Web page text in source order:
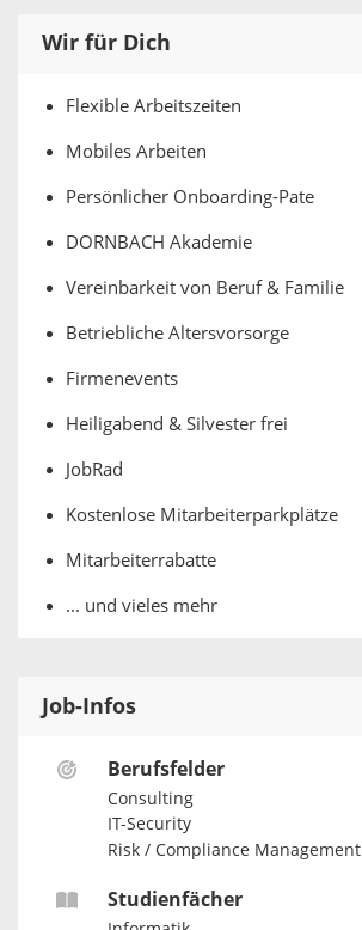
Wir für Dich
Flexible Arbeitszeiten
Mobiles Arbeiten
Persönlicher Onboarding-Pate
DORNBACH Akademie
Vereinbarkeit von Beruf & Familie
Betriebliche Altersvorsorge
Firmenevents
Heiligabend & Silvester frei
JobRad
Kostenlose Mitarbeiterparkplätze
Mitarbeiterrabatte
... und vieles mehr
Job-Infos
Berufsfelder
Consulting
IT-Security
Risk / Compliance Management
Studienfächer